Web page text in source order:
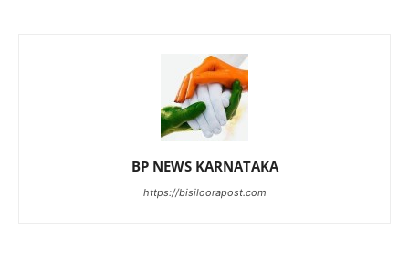
BP NEWS KARNATAKA
https://bisiloorapost.com